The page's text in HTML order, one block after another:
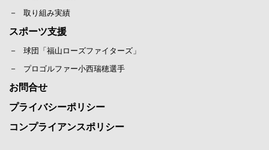
取り組み実績
スポーツ支援
球団「福山ローズファイターズ」
プロゴルファー小西瑞穂選手
お問合せ
プライバシーポリシー
コンプライアンスポリシー